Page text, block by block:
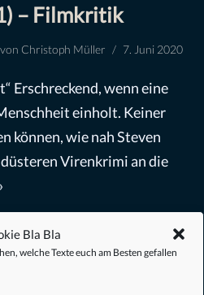
Bla Bla
welche Texte euch am Besten gefallen
– Filmkritik
von Christoph Müller 7. Juni 2020
Erschreckend, wenn eine
einholt. Keiner
können, wie nah Steven
Virenkrimi an die